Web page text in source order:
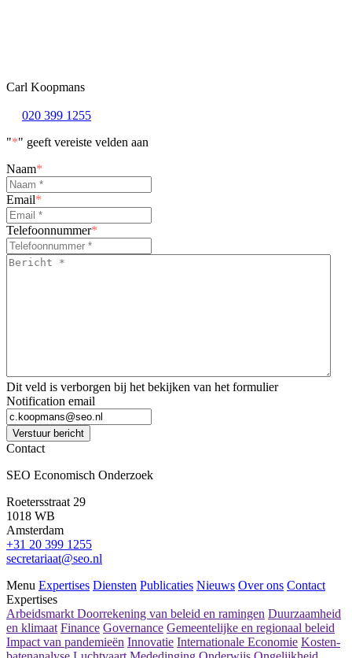
Carl Koopmans
020 399 1255
"*" geeft vereiste velden aan
Naam*
Email*
Telefoonnummer*
Bericht
Dit veld is verborgen bij het bekijken van het formulier
Notification email
Verstuur bericht
Contact
SEO Economisch Onderzoek
Roetersstraat 29
1018 WB
Amsterdam
+31 20 399 1255
secretariaat@seo.nl
Menu Expertises Diensten Publicaties Nieuws Over ons Contact
Expertises
Arbeidsmarkt Doorrekening van beleid en ramingen Duurzaamheid
en klimaat Finance Governance Gemeentelijke en regionaal beleid
Impact van pandemieën Innovatie Internationale Economie Kosten-